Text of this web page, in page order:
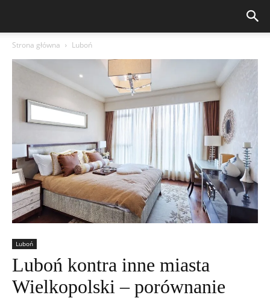
Strona główna Luboń
Luboń
Luboń kontra inne miasta
Wielkopolski – porównanie